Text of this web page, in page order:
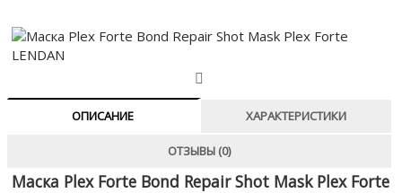
ОПИСАНИЕ ХАРАКТЕРИСТИКИ
ОТЗЫВЫ (0)
Маска Plex Forte Bond Repair Shot Mask Plex Forte